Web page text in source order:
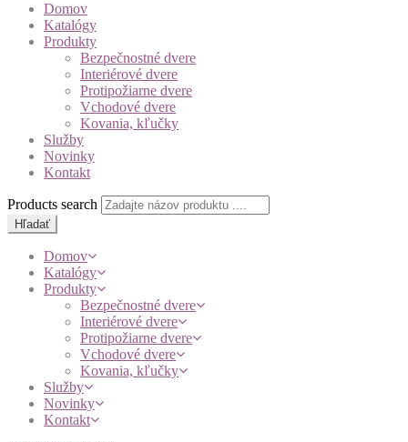
Domov
Katalógy
Produkty
Bezpečnostné dvere
Interiérové dvere
Protipožiarne dvere
Vchodové dvere
Kovania, kľučky
Služby
Novinky
Kontakt
Products search
Hľadať
Domov
Katalógy
Produkty
Bezpečnostné dvere
Interiérové dvere
Protipožiarne dvere
Vchodové dvere
Kovania, kľučky
Služby
Novinky
Kontakt